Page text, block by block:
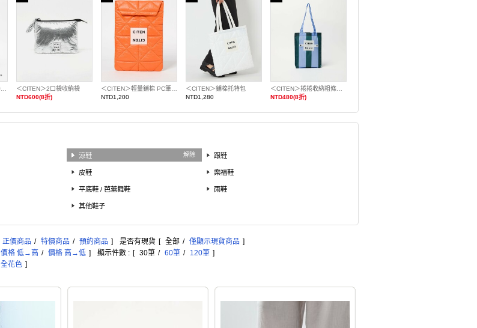
＜CITEN＞2口袋收納袋
NTD600(8折)
NTD1,200
＜CITEN＞鋪棉托特包
NTD1,280
NTD480(8折)
涼鞋 解除 跟鞋
皮鞋 樂福鞋
平底鞋 / 芭蕾舞鞋 雨鞋
其他鞋子
正價商品 / 特價商品 / 預約商品 ] 是否有現貨 [ 全部 / 僅顯示現貨商品 ]
價格 低→高 / 價格 高→低 ] 顯示件數 : [ 30筆 / 60筆 / 120筆 ]
全花色 ]